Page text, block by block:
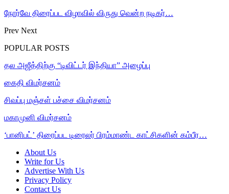
நோர்வே திரைப்பட விழாவில் விருது வென்ற நடிகர்…
Prev Next
POPULAR POSTS
தல அஜீத்திற்கு “டிவிட்டர் இந்தியா” அழைப்பு
கைதி விமர்சனம்
சிவப்பு மஞ்சள் பச்சை விமர்சனம்
மகாமுனி விமர்சனம்
‘பானிபட்’ திரைப்பட டிரைலர் பிரம்மாண்ட காட்சிகளின் கம்பீர…
About Us
Write for Us
Advertise With Us
Privacy Policy
Contact Us